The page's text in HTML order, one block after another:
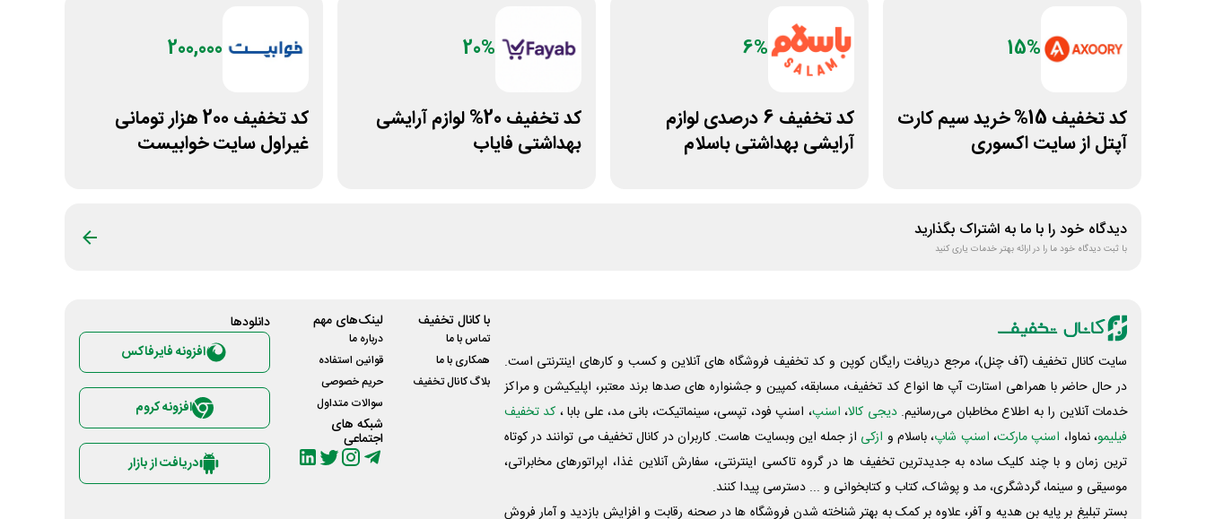
15%
کد تخفیف 15% خرید سیم کارت
آپتل از سایت اکسوری
6%
کد تخفیف 6 درصدی لوازم
آرایشی بهداشتی باسلام
20%
کد تخفیف 20% لوازم آرایشی
بهداشتی فایاب
200,000
کد تخفیف 200 هزار تومانی
غیراول سایت خوابیست
دیدگاه خود را با ما به اشتراک بگذارید
با ثبت دیدگاه خود ما را در ارائه بهتر خدمات یاری کنید
سایت کانال تخفیف (آف چنل)، مرجع دریافت رایگان کوپن و کد تخفیف فروشگاه های آنلاین و کسب و‌ کارهای اینترنتی است.
در حال حاضر با همراهی استارت آپ ها انواع کد تخفیف، مسابقه، کمپین و جشنواره های صدها برند معتبر، اپلیکیشن و مراکز
خدمات آنلاین را به اطلاع مخاطبان می‌رسانیم. دیجی کالا، اسنپ، اسنپ فود، تپسی، سینماتیکت، بانی مد، علی‌ بابا ، کد تخفیف
فیلیمو، نماوا، اسنپ مارکت، اسنپ شاپ، باسلام و ازکی از جمله این وبسایت ‌هاست. کاربران در کانال تخفیف می توانند در کوتاه
ترین زمان و با چند کلیک ساده به جدیدترین تخفیف ها در گروه تاکسی اینترنتی، سفارش آنلاین غذا، اپراتورهای مخابراتی،
موسیقی و سینما، گردشگری، مد و پوشاک، کتاب و کتابخوانی و ... دسترسی پیدا کنند.
بستر تبلیغ بر پایه بن هدیه و آفر، علاوه بر کمک به بهتر شناخته شدن فروشگاه ها در صحنه رقابت و افزایش بازدید و آمار فروش
با کانال تخفیف
تماس با ما
همکاری با ما
بلاگ کانال تخفیف
لینک‌های مهم
درباره ما
قوانین استفاده
حریم خصوصی
سوالات متداول
شبکه های
اجتماعی
دانلود‌ها
افزونه فایرفاکس
افزونه کروم
دریافت از بازار